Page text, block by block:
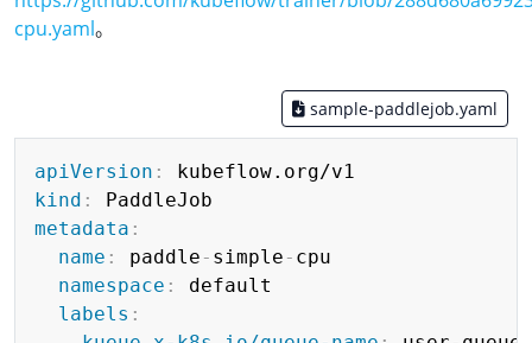
cpu.yaml。
sample-paddlejob.yaml
apiVersion :
kind :
metadata :
name : paddle - simple - cpu
namespace :
default
labels :